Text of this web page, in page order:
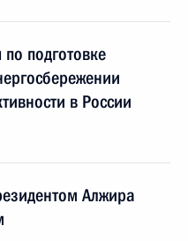
подготовке
в России
Алжира